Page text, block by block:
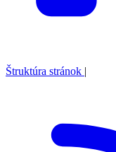
Štruktúra stránok |